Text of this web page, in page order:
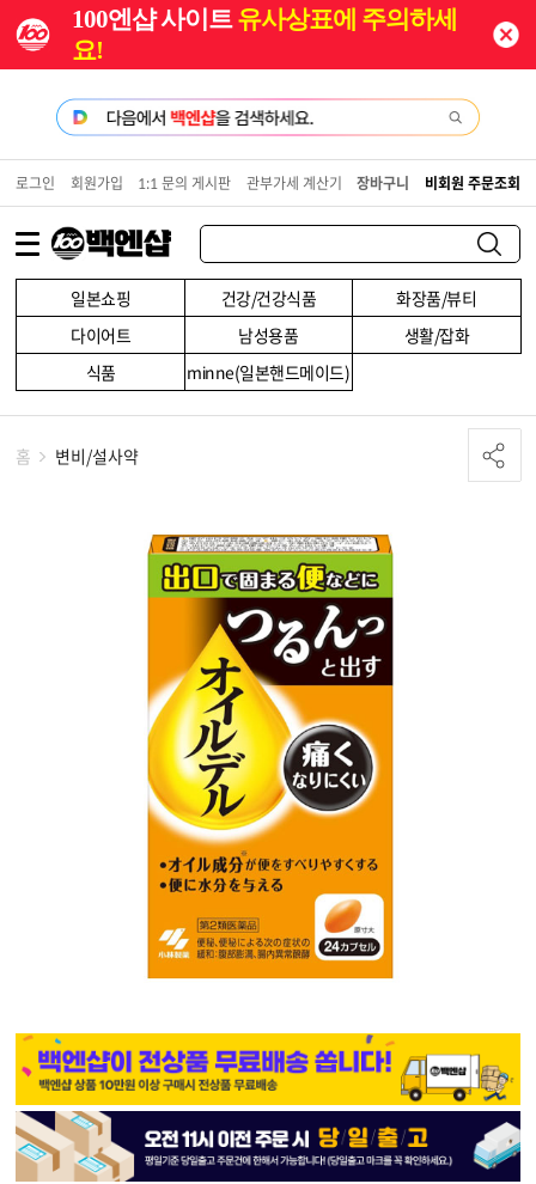
100엔샵 사이트유사상표에 주의하세
요!
일본쇼핑 건강/건강식품
화장품/뷰티
다이어트
남성용품
생활/잡화
식품
minne(일본핸드메이드)
로그인 회원가입 1:1 문의 게시판 관부가세 계산기 장바구니 비회원 주문조회
홈 변비/설사약